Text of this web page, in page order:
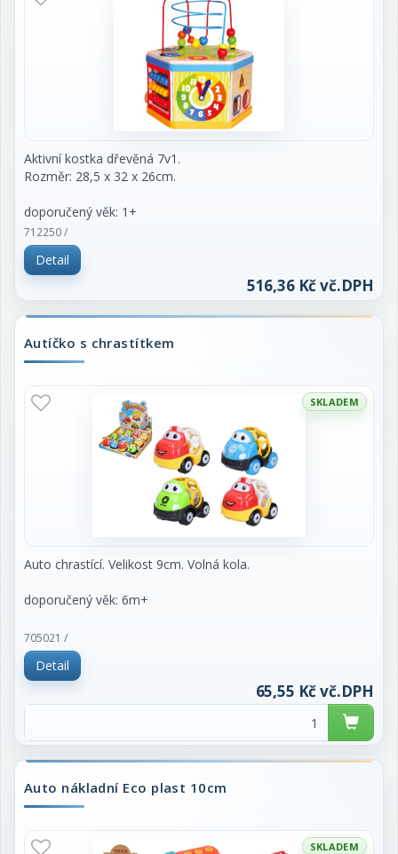
Aktivní kostka dřevěná 7v1.
Rozměr: 28,5 x 32 x 26cm.
doporučený věk: 1+
712250 /
Detail
516,36 Kč vč.DPH
Autíčko s chrastítkem
SKLADEM
Auto chrastící. Velikost 9cm. Volná kola.
doporučený věk: 6m+
705021 /
Detail
65,55 Kč vč.DPH
Auto nákladní Eco plast 10cm
SKLADEM